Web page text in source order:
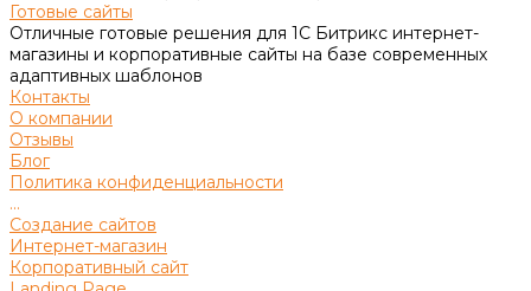
Готовые сайты
Отличные готовые решения для 1С Битрикс интернет-
магазины и корпоративные сайты на базе современных
адаптивных шаблонов
Контакты
О компании
Отзывы
Блог
Политика конфиденциальности
...
Создание сайтов
Интернет-магазин
Корпоративный сайт